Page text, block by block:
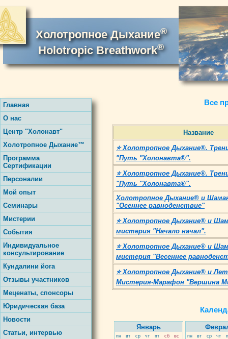
Холотропное Дыхание®
Holotropic Breathwork®
Все
Название
⭐ Холотропное Дыхание®.
"Путь "Холонавта®".
⭐ Холотропное Дыхание®.
"Путь "Холонавта®".
Холотропное Дыхание® и
"Осеннее равноденствие"
⭐ Холотропное Дыхание® и
мистерия "Начало начал".
⭐ Холотропное Дыхание® и
мистерия "Весеннее
⭐ Холотропное Дыхание® и
Мистерия-Марафон "Вершина
Январь
пн вт ср чт пт сб вс пн вт ср чт
Главная
О нас
Центр "Холонавт"
Холотропное Дыхание™
Программа
Сертификации
Персоналии
Мой опыт
Семинары
Мистерии
События
Индивидуальное
консультирование
Кундалини йога
Отзывы участников
Меценаты, спонсоры
Юридическая база
Новости
Статьи, интервью